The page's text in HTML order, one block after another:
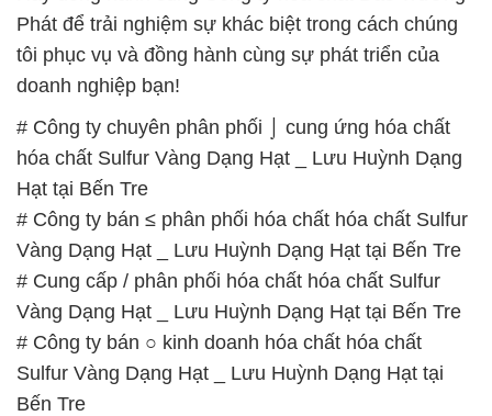
Phát để trải nghiệm sự khác biệt trong cách chúng
tôi phục vụ và đồng hành cùng sự phát triển của
doanh nghiệp bạn!
# Công ty chuyên phân phối ⌡ cung ứng hóa chất
hóa chất Sulfur Vàng Dạng Hạt _ Lưu Huỳnh Dạng
Hạt tại Bến Tre
# Công ty bán ≤ phân phối hóa chất hóa chất Sulfur
Vàng Dạng Hạt _ Lưu Huỳnh Dạng Hạt tại Bến Tre
# Cung cấp / phân phối hóa chất hóa chất Sulfur
Vàng Dạng Hạt _ Lưu Huỳnh Dạng Hạt tại Bến Tre
# Công ty bán ○ kinh doanh hóa chất hóa chất
Sulfur Vàng Dạng Hạt _ Lưu Huỳnh Dạng Hạt tại
Bến Tre